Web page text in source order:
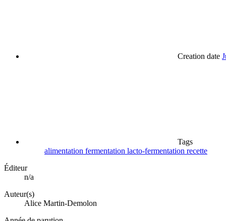
Creation date
Tags
alimentation fermentation lacto-fermentation recette
Éditeur
n/a
Auteur(s)
Alice Martin-Demolon